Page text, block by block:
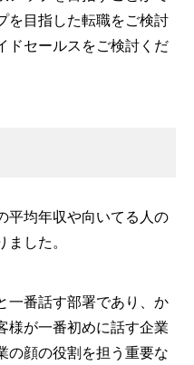
を目指した転職をご検討
ドセールスをご検討くだ
平均年収や向いてる人の
した。
一番話す部署であり、か
様が一番初めに話す企業
の顔の役割を担う重要な